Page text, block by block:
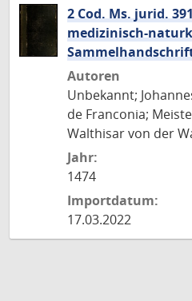
2 Cod. Ms. jurid.
medizinisch-
Autoren
Unbekannt;
de Franconia;
Walthisar von der
Jahr:
1474
Importdatum:
17.03.2022